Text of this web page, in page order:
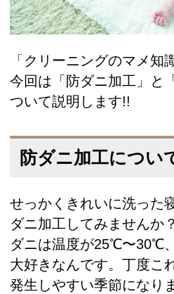
「クリーニングのマメ知
今回は「防ダニ加工」と「
ついて説明します!!
防ダニ加工につい
せっかくきれいに洗った
ダニ加工してみませんか？
ダニは温度が25℃〜30℃
大好きなんです。丁度こ
発生しやすい季節になり